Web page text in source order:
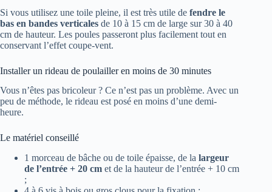
Si vous utilisez une toile pleine, il est très utile de fendre le
bas en bandes verticales de 10 à 15 cm de large sur 30 à 40
cm de hauteur. Les poules passeront plus facilement tout en
conservant l’effet coupe-vent.
Installer un rideau de poulailler en moins de 30 minutes
Vous n’êtes pas bricoleur ? Ce n’est pas un problème. Avec un
peu de méthode, le rideau est posé en moins d’une demi-
heure.
Le matériel conseillé
1 morceau de bâche ou de toile épaisse, de la largeur
de l’entrée + 20 cm et de la hauteur de l’entrée + 10 cm
;